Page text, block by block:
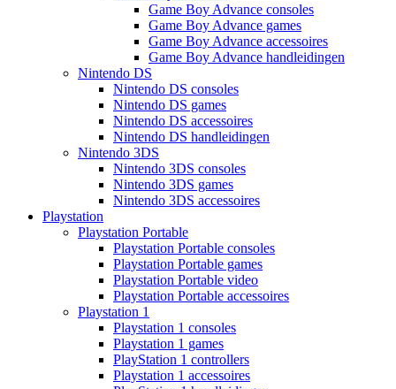
Game Boy Advance consoles
Game Boy Advance games
Game Boy Advance accessoires
Game Boy Advance handleidingen
Nintendo DS
Nintendo DS consoles
Nintendo DS games
Nintendo DS accessoires
Nintendo DS handleidingen
Nintendo 3DS
Nintendo 3DS consoles
Nintendo 3DS games
Nintendo 3DS accessoires
Playstation
Playstation Portable
Playstation Portable consoles
Playstation Portable games
Playstation Portable video
Playstation Portable accessoires
Playstation 1
Playstation 1 consoles
Playstation 1 games
PlayStation 1 controllers
Playstation 1 accessoires